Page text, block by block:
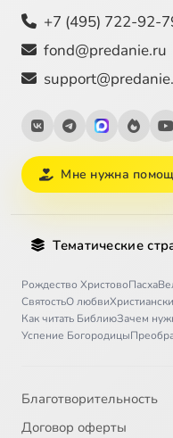
+7 (495) 722-92-
fond@predanie.ru
Мне нужна
Тематические
Рождество ХристовоПасха
СвятостьО любви
Как читать БиблиюЗачем
Успение Богородицы
Благотворительность
Договор оферты